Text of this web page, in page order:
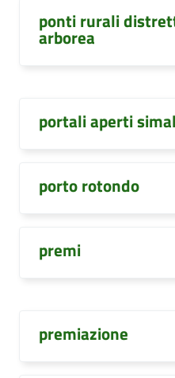
ponti rurali
arborea
portali aperti
porto rotondo
premi
premiazione